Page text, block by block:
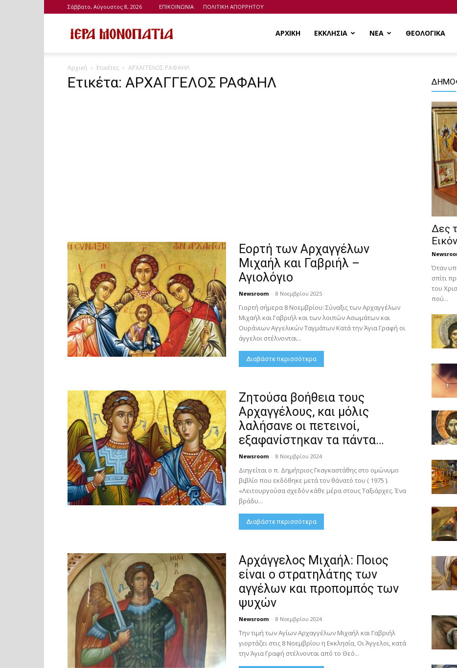
Σάββατο, Αύγουστος 8, 2026 ΕΠΙΚΟΙΝΩΝΙΑ ΠΟΛΙΤΙΚΗ ΑΠΟΡΡΗΤΟΥ
Μονοπάτια
ΑΡΧΙΚΗ ΕΚΚΛΗΣΙΑ ΝΕΑ ΘΕΟΛΟΓΙΚΑ
Αρχική Ετικέτες ΑΡΧΑΓΓΕΛΟΣ ΡΑΦΑΗΛ
Ετικέτα: ΑΡΧΑΓΓΕΛΟΣ ΡΑΦΑΗΛ
Εορτή των Αρχαγγέλων
Μιχαήλ και Γαβριήλ –
Αγιολόγιο
Newsroom - 8 Νοεμβρίου 2025
Γιορτή σήμερα 8 Νοεμβρίου: Σύναξις των Αρχαγγέλων
Μιχαήλ και Γαβριήλ και των λοιπών Ασωμάτων και
Ουράνιων Αγγελικών Ταγμάτων Κατά την Άγια Γραφή οι
άγγελοι στέλνονται...
Διαβάστε περισσότερα
Ζητούσα βοήθεια τους
Αρχαγγέλους, και μόλις
λαλήσανε οι πετεινοί,
εξαφανίστηκαν τα πάντα…
Newsroom - 8 Νοεμβρίου 2024
Διηγείται ο π. Δημήτριος Γκαγκαστάθης στο ομώνυμο
βιβλίο που εκδόθηκε μετά τον θάνατό του ( 1975 ).
«Λειτουργούσα σχεδόν κάθε μέρα στους Ταξιάρχες. Ένα
βράδυ...
Διαβάστε περισσότερα
Αρχάγγελος Μιχαήλ: Ποιος
είναι ο στρατηλάτης των
αγγέλων και προπομπός των
ψυχών
Newsroom - 8 Νοεμβρίου 2024
Την τιμή των Αγίων Αρχαγγέλων Μιχαήλ και Γαβριήλ
γιορτάζει στις 8 Νοεμβρίου η Εκκλησία, Οι Άγγελοι, κατά
την Άγια Γραφή στέλνονται από το Θεό...
Δες
Όταν
σπίτι
του
πού...